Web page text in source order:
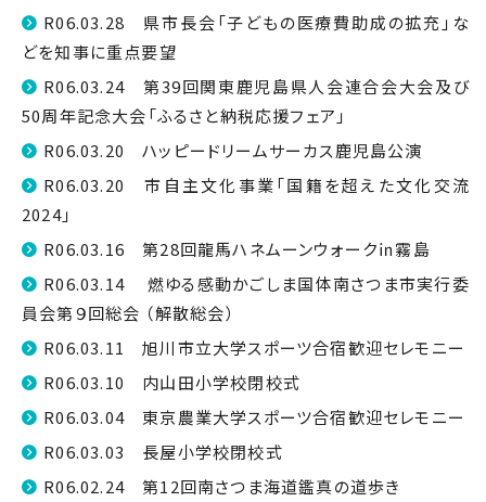
R06.03.28 県市長会「子どもの医療費助成の拡充」な
どを知事に重点要望
R06.03.24 第39回関東鹿児島県人会連合会大会及び
50周年記念大会「ふるさと納税応援フェア」
R06.03.20 ハッピードリームサーカス鹿児島公演
R06.03.20 市自主文化事業「国籍を超えた文化交流
2024」
R06.03.16 第28回龍馬ハネムーンウォーク㏌霧島
R06.03.14 燃ゆる感動かごしま国体南さつま市実行委
員会第９回総会 （解散総会）
R06.03.11 旭川市立大学スポーツ合宿歓迎セレモニー
R06.03.10 内山田小学校閉校式
R06.03.04 東京農業大学スポーツ合宿歓迎セレモニー
R06.03.03 長屋小学校閉校式
R06.02.24 第12回南さつま海道鑑真の道歩き